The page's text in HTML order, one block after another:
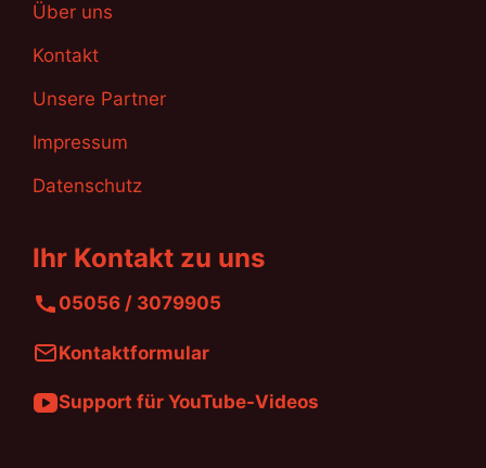
Über uns
Kontakt
Unsere Partner
Impressum
Datenschutz
Ihr Kontakt zu uns
05056 / 3079905
Kontaktformular
Support für YouTube-Videos